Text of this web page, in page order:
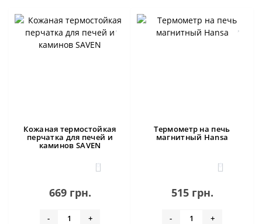
Кожаная термостойкая
перчатка для печей и
каминов SAVEN
0
669 грн.
- +
Термометр на печь
магнитный Hansa
0
515 грн.
- +